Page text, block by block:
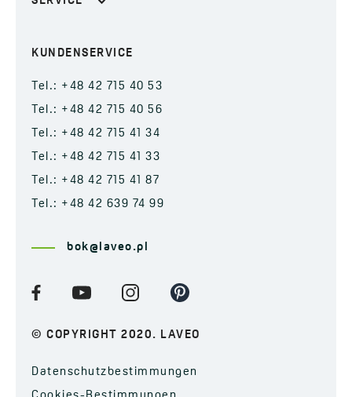
KUNDENSERVICE
Tel.: +48 42 715 40 53
Tel.: +48 42 715 40 56
Tel.: +48 42 715 41 34
Tel.: +48 42 715 41 33
Tel.: +48 42 715 41 87
Tel.: +48 42 639 74 99
bok@laveo.pl
© COPYRIGHT 2020. LAVEO
Datenschutzbestimmungen